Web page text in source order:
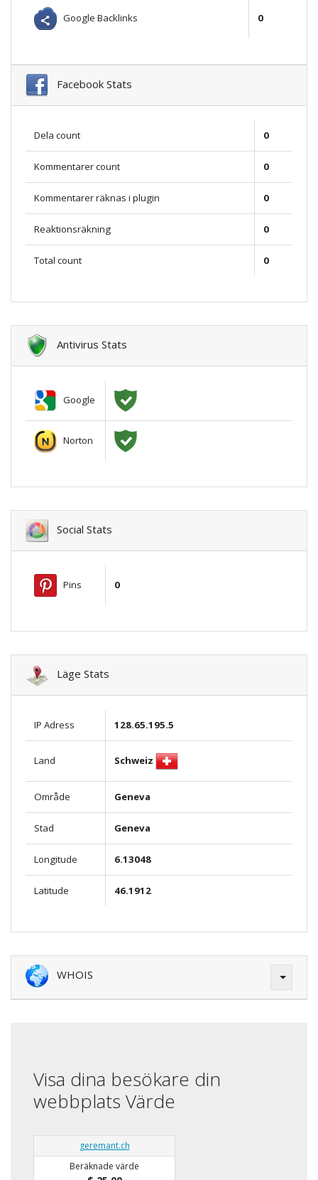
Google Backlinks 0
Facebook Stats
Dela count 0
Kommentarer count 0
Kommentarer räknas i plugin 0
Reaktionsräkning 0
Total count 0
Antivirus Stats
Google
Norton
Social Stats
Pins 0
Läge Stats
IP Adress 128.65.195.5
Land Schweiz
Område Geneva
Stad Geneva
Longitude 6.13048
Latitude 46.1912
WHOIS
Visa dina besökare din
webbplats Värde
geremant.ch
Beräknade värde